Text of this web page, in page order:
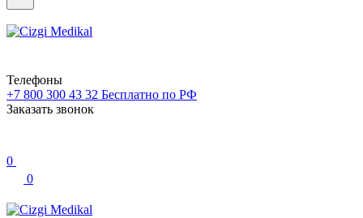
Телефоны
+7 800 300 43 32 Бесплатно по РФ
Заказать звонок
0
0